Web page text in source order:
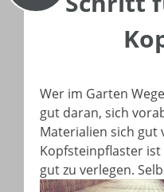
Wer im Garten
gut daran, sich
Materialien sich gut
Kopfsteinpflaster
gut zu verlegen.